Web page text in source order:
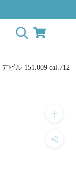
ビル 151.009 cal.712